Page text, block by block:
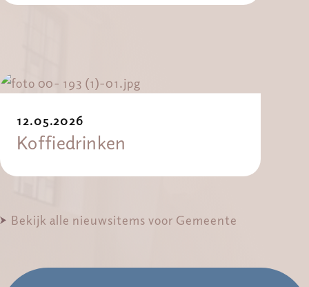
12.05.2026
Koffiedrinken
Bekijk alle nieuwsitems voor Gemeente